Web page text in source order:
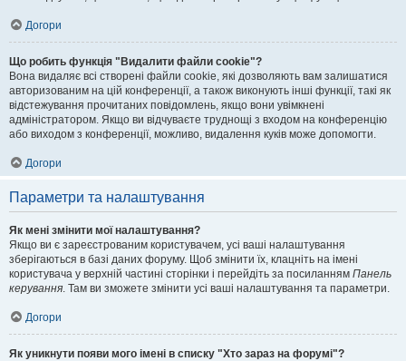
Догори
Що робить функція "Видалити файли cookie"?
Вона видаляє всі створені файли cookie, які дозволяють вам залишатися
авторизованим на цій конференції, а також виконують інші функції, такі як
відстежування прочитаних повідомлень, якщо вони увімкнені
адміністратором. Якщо ви відчуваєте труднощі з входом на конференцію
або виходом з конференції, можливо, видалення куків може допомогти.
Догори
Параметри та налаштування
Як мені змінити мої налаштування?
Якщо ви є зареєстрованим користувачем, усі ваші налаштування
зберігаються в базі даних форуму. Щоб змінити їх, клацніть на імені
користувача у верхній частині сторінки і перейдіть за посиланням Панель
керування. Там ви зможете змінити усі ваші налаштування та параметри.
Догори
Як уникнути появи мого імені в списку "Хто зараз на форумі"?